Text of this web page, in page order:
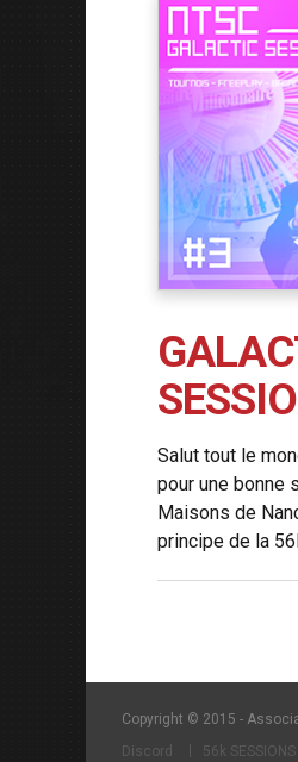
Salut tout le
pour une bonne
Maisons de
principe de la
Copyright © 2015 -
Discord
56k SESSIONS